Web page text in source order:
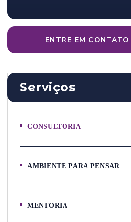
ENTRE EM
Serviços
CONSULTORIA
AMBIENTE PARA PENSAR
MENTORIA